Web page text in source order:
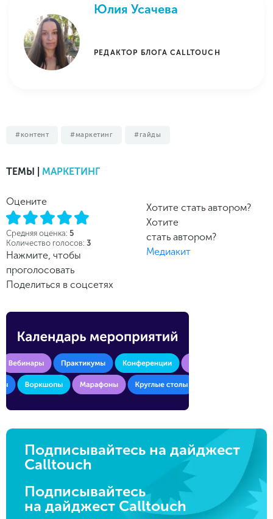
Юлия Усачева
РЕДАКТОР БЛОГА CALLTOUCH
контент маркетинг гайды
ТЕМЫ | МАРКЕТИНГ
Оцените
Средняя оценка: 5
Количество голосов: 3
Нажмите, чтобы
проголосовать
Поделиться в соцсетях
Хотите стать автором?
Хотите
стать автором?
Медиакит
Подписывайтесь на дайджест
Calltouch
Подписывайтесь
на дайджест Calltouch